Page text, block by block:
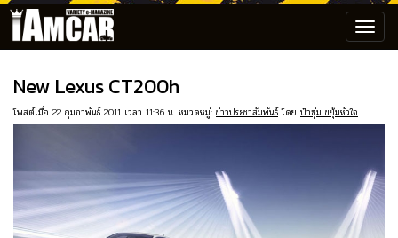
New Lexus CT200h
โพสต์เมื่อ 22 กุมภาพันธ์ 2011 เวลา 11:36 น. หมวดหมู่: ข่าวประชาสัมพันธ์โดย ป๋าซุ่ม..ขยุ้มหัวใจ